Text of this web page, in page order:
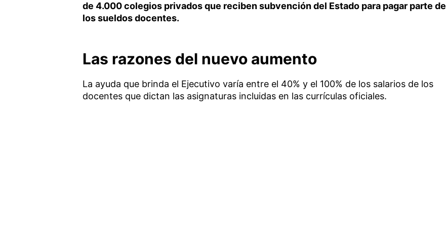
de 4.000 colegios privados que reciben subvención del Estado para pagar parte de
los sueldos docentes.
Las razones del nuevo aumento
La ayuda que brinda el Ejecutivo varía entre el 40% y el 100% de los salarios de los
docentes que dictan las asignaturas incluidas en las currículas oficiales.